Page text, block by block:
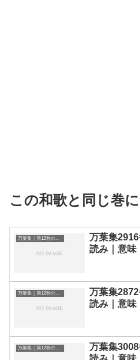
この和歌と同じ巻
万葉集｜第12巻の和歌一覧
万葉集
読み｜意味
万葉集｜第12巻の和歌一覧
万葉集
読み｜意味
万葉集｜第12巻の和歌一覧
万葉集